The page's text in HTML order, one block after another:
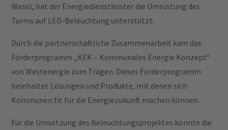
Wesel, hat der Energiedienstleister die Umrüstung des
Turms auf LED-Beleuchtung unterstützt.
Durch die partnerschaftliche Zusammenarbeit kam das
Förderprogramm „KEK – Kommunales Energie Konzept“
von Westenergie zum Tragen. Dieses Förderprogramm
beinhaltet Lösungen und Produkte, mit denen sich
Kommunen fit für die Energiezukunft machen können.
Für die Umsetzung des Beleuchtungsprojektes konnte die